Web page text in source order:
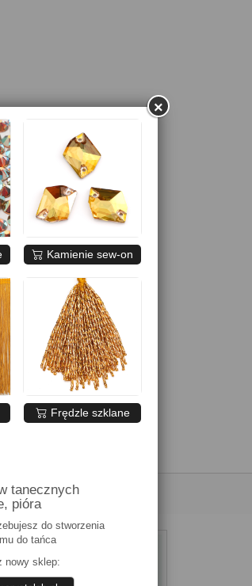
×
Kamienie sew-on
Frędzle szklane
tanecznych
pióra
do stworzenia
do tańca
nowy sklep: